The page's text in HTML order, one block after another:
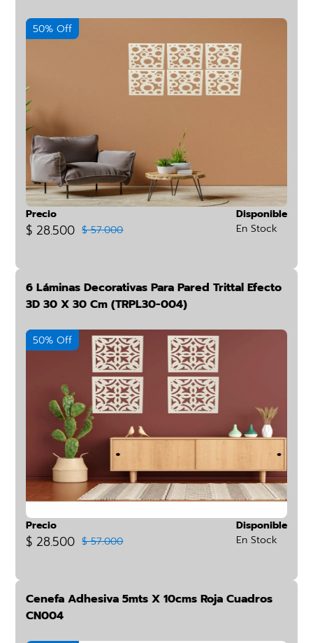
50% Off
Precio
$ 28.500 $ 57.000
Disponible
En Stock
6 Láminas Decorativas Para Pared Trittal Efecto
3D 30 X 30 Cm (TRPL30-004)
50% Off
Precio
$ 28.500 $ 57.000
Disponible
En Stock
Cenefa Adhesiva 5mts X 10cms Roja Cuadros
CN004